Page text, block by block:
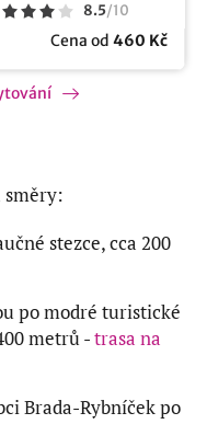
8.5/10
Cena od 460 Kč
směry:
stezce, cca 200
po modré turistické
metrů -trasa na
Brada-Rybníček po